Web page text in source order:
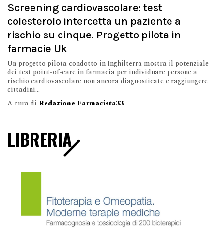
Screening cardiovascolare: test
colesterolo intercetta un paziente a
rischio su cinque. Progetto pilota in
farmacie Uk
Un progetto pilota condotto in Inghilterra mostra il potenziale
dei test point-of-care in farmacia per individuare persone a
rischio cardiovascolare non ancora diagnosticate e raggiungere
cittadini...
A cura di Redazione Farmacista33
LIBRERIA